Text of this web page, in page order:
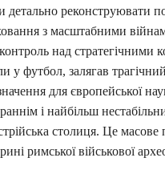
реконструювати
з масштабними
над стратегічними
футбол, залягав
для європейської
і найбільш
столиця. Це
римської військової